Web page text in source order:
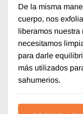
De la misma
cuerpo, nos
liberamos nuestra
necesitamos
para darle
más utilizados
sahumerios.